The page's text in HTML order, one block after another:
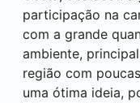
participação na
com a grande
ambiente,
região com
uma ótima ideia,